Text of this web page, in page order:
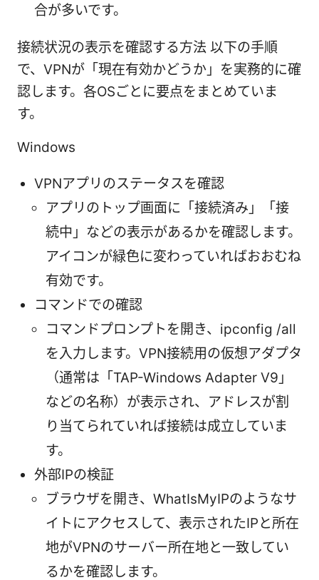
合が多いです。
接続状況の表示を確認する方法 以下の手順
で、VPNが「現在有効かどうか」を実務的に確
認します。各OSごとに要点をまとめていま
す。
Windows
VPNアプリのステータスを確認
アプリのトップ画面に「接続済み」「接
続中」などの表示があるかを確認します。
アイコンが緑色に変わっていればおおむね
有効です。
コマンドでの確認
コマンドプロンプトを開き、ipconfig /all
を入力します。VPN接続用の仮想アダプタ
（通常は「TAP-Windows Adapter V9」
などの名称）が表示され、アドレスが割
り当てられていれば接続は成立していま
す。
外部IPの検証
ブラウザを開き、WhatIsMyIPのようなサ
イトにアクセスして、表示されたIPと所在
地がVPNのサーバー所在地と一致してい
るかを確認します。